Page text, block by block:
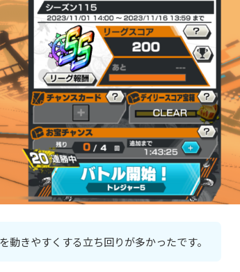
きやすくする立ち回りが多かったです。